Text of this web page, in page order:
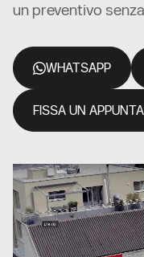
un preventivo
WHATSAPP
FISSA UN